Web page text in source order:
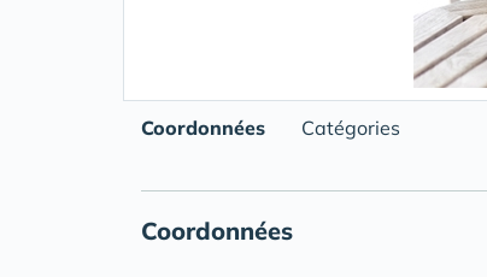
Coordonnées Catégories
Coordonnées